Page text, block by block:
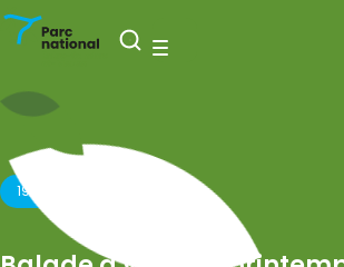
National Park Entre-Sambre-et-Meuse
Open search
19 APRIL 2026